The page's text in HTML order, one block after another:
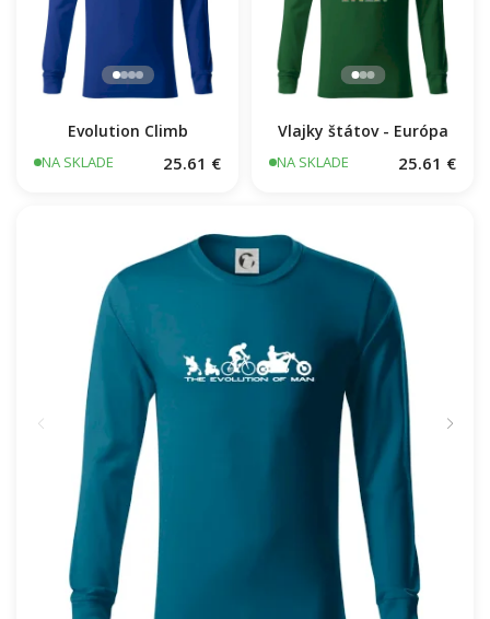
Evolution Climb
NA SKLADE 25.61 €
Vlajky štátov - Európa
NA SKLADE 25.61 €